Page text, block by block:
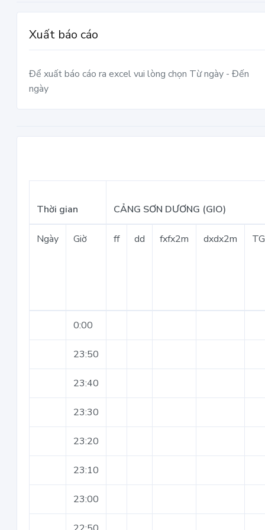
Xuất báo cáo
Để xuất báo cáo ra excel vui lòng chọn Từ ngày - Đến
ngày
Thời gian CẢNG SƠN DƯƠNG (GIO)
Ngày Giờ ff dd fxfx2m dxdx2m
0:00
23:50
23:40
23:30
23:20
23:10
23:00